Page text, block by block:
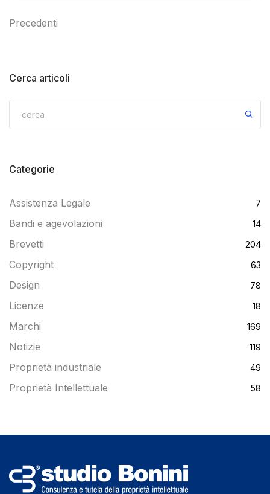
Precedenti
Cerca articoli
Categorie
Assistenza Legale 7
Bandi e agevolazioni 14
Brevetti 204
Copyright 63
Design 78
Licenze 18
Marchi 169
Notizie 119
Proprietà industriale 49
Proprietà Intellettuale 58